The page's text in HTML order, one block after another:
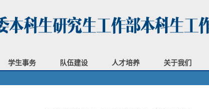
学生事务 队伍建设 人才培养 关于我们